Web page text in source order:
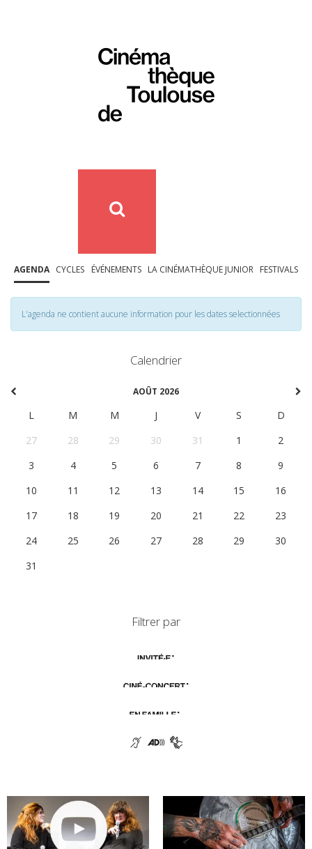
AGENDA CYCLES ÉVÉNEMENTS LA CINÉMATHÈQUE JUNIOR FESTIVALS
L'agenda ne contient aucune information pour les dates selectionnées
Calendrier
AOÛT 2026
L M M J V S
D
27
28 29 30 31 1
2
3
4 5 6 7 8
9
10
11 12 13 14 15
16
17
18 19 20 21 22
23
24
25 26 27 28 29
30
31
Filtrer par